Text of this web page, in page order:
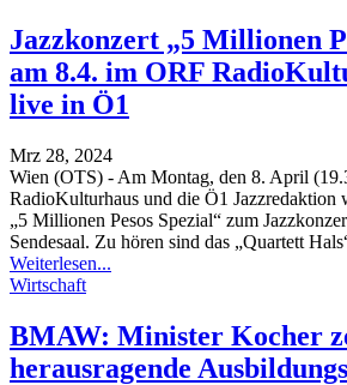
Jazzkonzert „5 Millionen
am 8.4. im ORF
live in Ö1
Mrz 28, 2024
Wien (OTS) - Am Montag, den 8. April
RadioKulturhaus und die Ö1 Jazzredaktion
„5 Millionen Pesos Spezial“ zum
Sendesaal. Zu hören sind das „Quartett
Weiterlesen...
Wirtschaft
BMAW: Minister Kocher
herausragende